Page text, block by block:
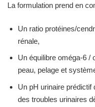
La formulation prend en
Un ratio protéines/
rénale,
Un équilibre oméga-6 /
peau, pelage et
Un pH urinaire prédictif
des troubles urinaires